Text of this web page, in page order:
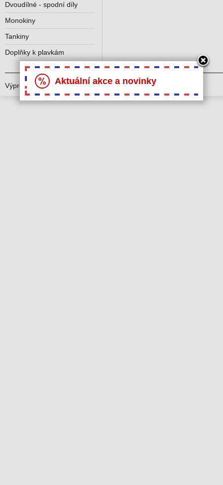
Dvoudílné - spodní díly
Monokiny
Tankiny
Doplňky k plavkám
Výprodej plavek © 2021oblečse.cz
Aktuální akce a novinky